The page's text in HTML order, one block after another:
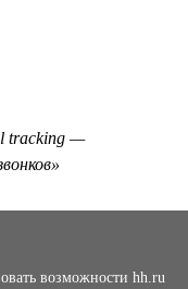
tracking —
возможности hh.ru